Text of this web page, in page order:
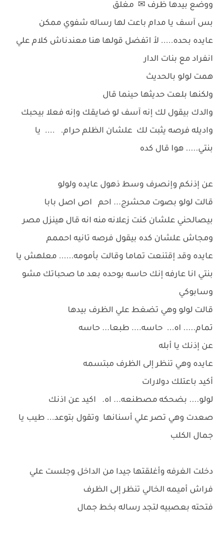
ووضع بيدها ظرف ✉ مغلق
بس آسف يا مدام باعت لها رساله شفوي ممكن
عايده بحده..... لأ اتفضل قولها هنا معندناش كلام علي
انفراد مع بنات الدار
همت لولو بالحديث
ولكنها بلعت حديثها حينما قال
والدك بيقول لك إنه آسف لو ضايقك وإنه فعلا بيحبك
واديله فرصه يثبت لك علشان الظلم حرام. .... يا
بنتي..... هوا قال كده
عن إذنكم وإنصرف وسط ذهول عايده ولولو
قالت لولو بصوت محشرج... احم اص اصل بابا
بيصالحني علشان كنت زعلانه منه انه قال هينزل مصر
ومجاش علشان كده بيقول فرصه تانيه احممم
عايده وقد إقتنعت تماما وقالت بأمومه...... معلهش يا
بنتي انا عارفه إنك حاسه بوحده بعد ما صحباتك مشو
وسابوكي
قالت لولو وهي تضغط علي الظرف بيدها
تمام..... اه... حاسه.... طبعا... حاسه
عن إذنك يا أبله
عايده وهي تنظر إلى الظرف مبتسمه
أكيد باعتلك دولارات
لولو.... بضحكه مصطنعه... اه. اكيد عن اذنك
صعدت وهي تصر علي أسنانها وتقول بتوعد... طيب يا
جمال الكلب
دخلت الغرفه وأغلقتها جيدا من الداخل وجلست علي
فراش أميمه الخالي تنظر إلى الظرف
فتحته بعصبيه لتجد رساله بخط جمال